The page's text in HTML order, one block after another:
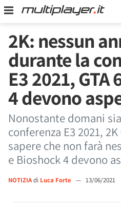
2K: nessun
durante la
E3 2021, GTA
4 devono
Nonostante domani
conferenza E3 2021,
sapere che non farà
e Bioshock 4 devono
NOTIZIAdi Luca Forte — 13/06/2021